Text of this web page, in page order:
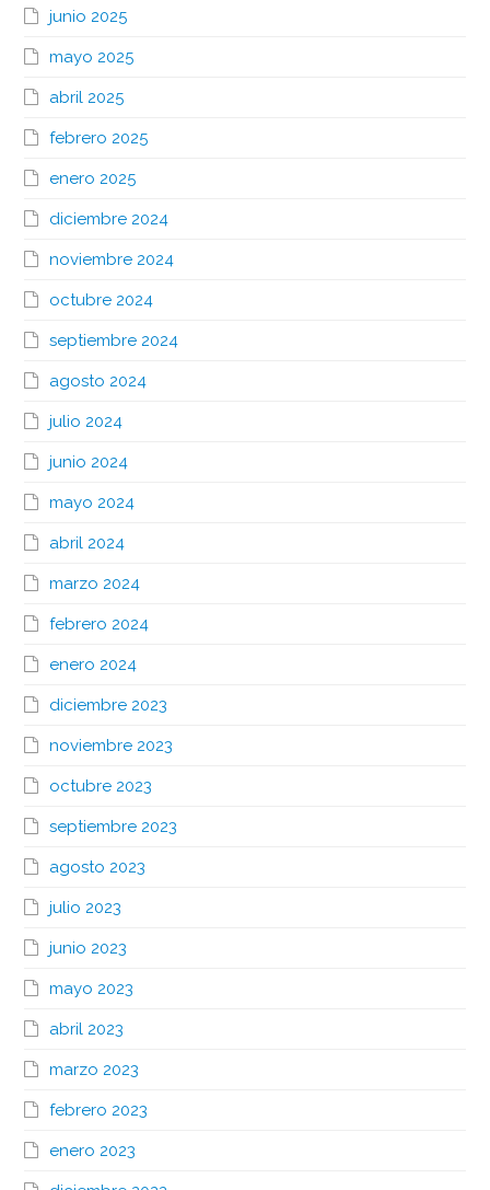
junio 2025
mayo 2025
abril 2025
febrero 2025
enero 2025
diciembre 2024
noviembre 2024
octubre 2024
septiembre 2024
agosto 2024
julio 2024
junio 2024
mayo 2024
abril 2024
marzo 2024
febrero 2024
enero 2024
diciembre 2023
noviembre 2023
octubre 2023
septiembre 2023
agosto 2023
julio 2023
junio 2023
mayo 2023
abril 2023
marzo 2023
febrero 2023
enero 2023